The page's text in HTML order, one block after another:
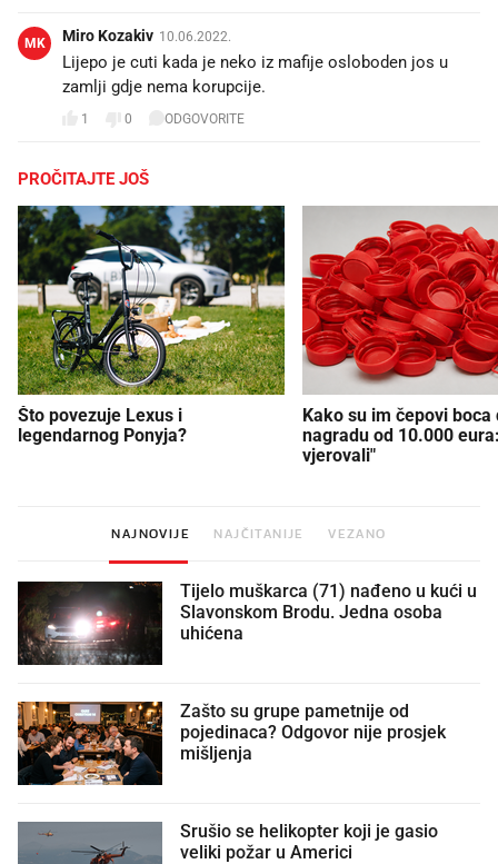
MK Miro Kozakiv 10.06.2022.
Lijepo je cuti kada je neko iz mafije osloboden jos u
zamlji gdje nema korupcije.
1 0 ODGOVORITE
PROČITAJTE JOŠ
Što povezuje Lexus i
legendarnog Ponyja?
Kako su im čepovi boca
nagradu od 10.000
vjerovali"
NAJNOVIJE NAJČITANIJE VEZANO
Tijelo muškarca (71) nađeno u kući u
Slavonskom Brodu. Jedna osoba
uhićena
Zašto su grupe pametnije od
pojedinaca? Odgovor nije prosjek
mišljenja
Srušio se helikopter koji je gasio
veliki požar u Americi